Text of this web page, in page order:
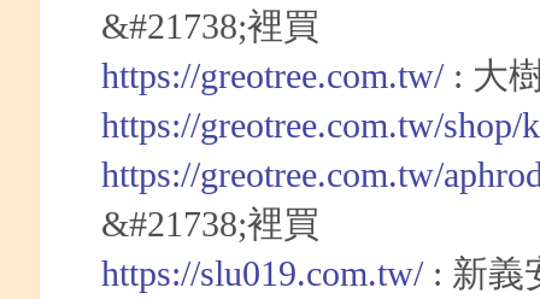
&#21738;裡買
https://greotree.com.tw/: 大
https://greotree.com.tw/shop/
https://greotree.com.tw/
&#21738;裡買
https://slu019.com.tw/: 新義